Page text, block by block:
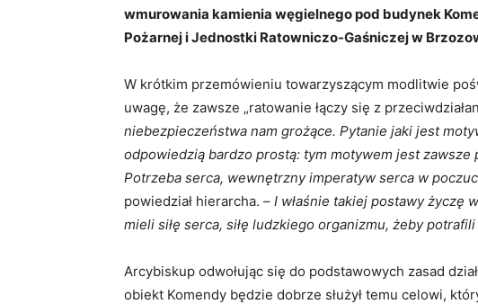
wmurowania kamienia węgielnego pod budynek
Pożarnej i Jednostki Ratowniczo-Gaśniczej w
W krótkim przemówieniu towarzyszącym modlitwie
uwagę, że zawsze „ratowanie łączy się z
niebezpieczeństwa nam grożące. Pytanie jaki jest
odpowiedzią bardzo prostą: tym motywem jest zawsze
Potrzeba serca, wewnętrzny imperatyw serca w
powiedział hierarcha. – I właśnie takiej postawy życzę
mieli siłę serca, siłę ludzkiego organizmu, żeby
Arcybiskup odwołując się do podstawowych zasad
obiekt Komendy będzie dobrze służył temu celowi,